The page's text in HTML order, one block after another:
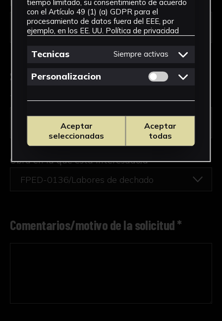
País *
Solicitud de Servicio
Tipo de solicitud *
Obra en la que está interesado/a*
FPED-0136/Labores de dechado
Comentarios/motivo de la solicitud *
tiempo limitado, su consentimiento de acuerdo
con el Artículo 49 (1) (a) GDPR para el
procesamiento de datos fuera del EEE, por
ejemplo, en los EE. UU. Política de privacidad
Tecnicas Siempre activas
Personalizacion Permitir cookies
Aceptar
seleccionadas
Aceptar
todas